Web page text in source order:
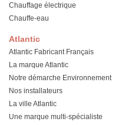
Atlantic
Atlantic Fabricant Français
La marque Atlantic
Notre démarche Environnement
Nos installateurs
La ville Atlantic
Une marque multi-spécialiste
Chauffage électrique
Chauffe-eau